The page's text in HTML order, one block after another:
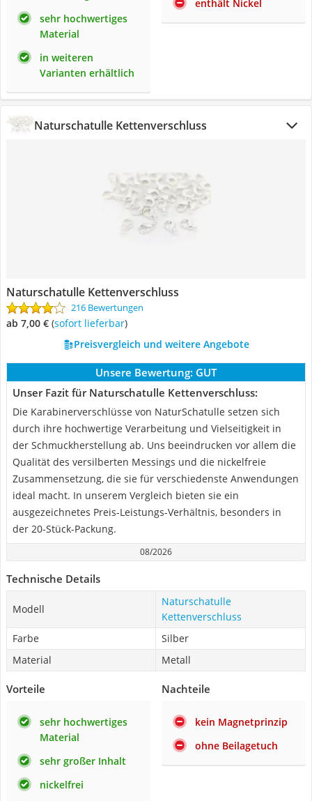
sehr hochwertiges
Material
in weiteren
Varianten erhältlich
enthält Nickel
Naturschatulle Kettenverschluss
Naturschatulle Kettenverschluss
216 Bewertungen
ab 7,00 € ( Sofort lieferbar)
Preisvergleich und weitere Angebote
Unsere Bewertung: GUT
Unser Fazit für Naturschatulle Kettenverschluss:
Die Karabinerverschlüsse von NaturSchatulle setzen sich
durch ihre hochwertige Verarbeitung und Vielseitigkeit in
der Schmuckherstellung ab. Uns beeindrucken vor allem die
Qualität des versilberten Messings und die nickelfreie
Zusammensetzung, die sie für verschiedenste Anwendungen
ideal macht. In unserem Vergleich bieten sie ein
ausgezeichnetes Preis-Leistungs-Verhältnis, besonders in
der 20-Stück-Packung.
08/2026
Technische Details
Modell
Naturschatulle
Kettenverschluss
Farbe
Silber
Material
Metall
Vorteile
sehr hochwertiges
Material
sehr großer Inhalt
nickelfrei
Nachteile
kein Magnetprinzip
ohne Beilagetuch